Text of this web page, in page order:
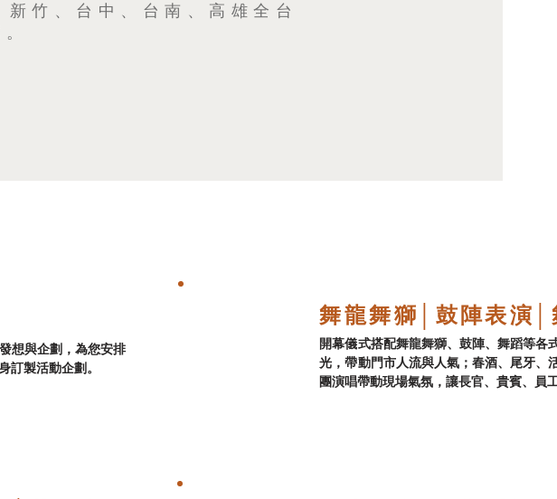
竹、台中、台南、高雄全台
想與企劃，為您安排
訂製活動企劃。
舞龍舞獅│鼓陣表演
開幕儀式搭配舞龍舞獅、鼓陣、舞蹈等各
光，帶動門市人流與人氣；春酒、尾牙、
團演唱帶動現場氣氛，讓長官、貴賓、員